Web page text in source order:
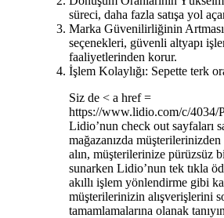
süreci, daha fazla satışa yol
Marka Güvenilirliğinin
seçenekleri, güvenli altyapı
faaliyetlerinden korur.
İşlem Kolaylığı: Sepette terk
Siz de < a href =
https://www.lidio.com/c/4034/
Lidio’nun check out sayfaları
mağazanızda
alın, müşterilerinize pürüzsüz
sunarken Lidio’nun tek tıkla
akıllı işlem yönlendirme gibi
müşterilerinizin alışverişlerini
tamamlamalarına olanak